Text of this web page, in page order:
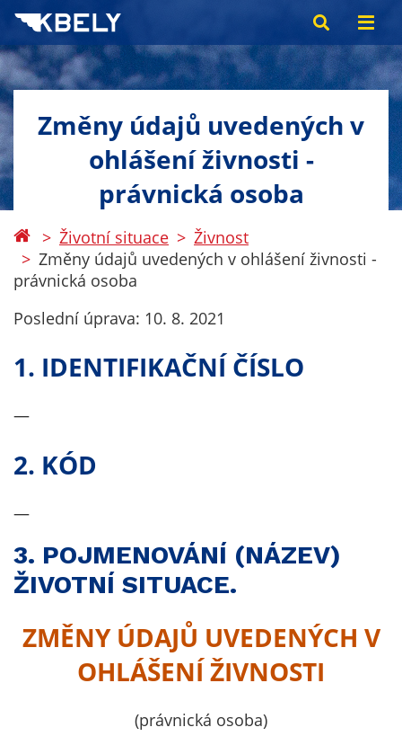
Změny údajů uvedených v
ohlášení živnosti -
právnická osoba
Životní situace
Živnost
Změny údajů uvedených v ohlášení živnosti -
právnická osoba
Poslední úprava: 10. 8. 2021
1. IDENTIFIKAČNÍ ČÍSLO
—
2. KÓD
—
3. POJMENOVÁNÍ (NÁZEV)
ŽIVOTNÍ SITUACE.
ZMĚNY ÚDAJŮ UVEDENÝCH V
OHLÁŠENÍ ŽIVNOSTI
(právnická osoba)
webu a všech
nabízí.
Nepožadujeme
Váš souhlas s
využitím
technických
našem webu. Z